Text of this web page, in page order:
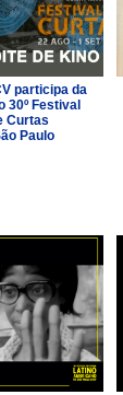
participa da
30º Festival
Curtas
Paulo